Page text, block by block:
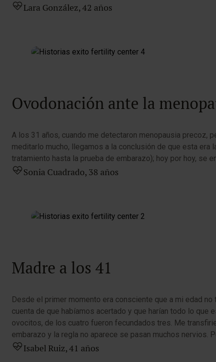
Lara González, 42 años
Ovodonación ante la
A los 31 años, cuando me detectaron menopausia precoz,
meditarlo mucho, llegamos a la conclusión de que esta
tratamiento hasta la prueba de embarazo); hoy por hoy, se
Sonia Cuadrado, 38 años
Madre a los 41
Desde el primer momento era consciente que a mi edad
cuenta de que habíamos acertado y que harían todo lo
ovocitos, de los cuatro fueron fecundados tres. Me
embarazo y la regla no aparece se pasan muchos nervios.
Isabel Ruiz, 41 años